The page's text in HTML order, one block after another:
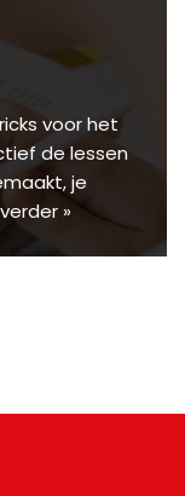
voor het
de lessen
je
»